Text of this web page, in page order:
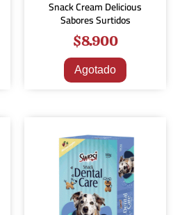
Snack Cream Delicious
Sabores Surtidos
$8.900
Agotado